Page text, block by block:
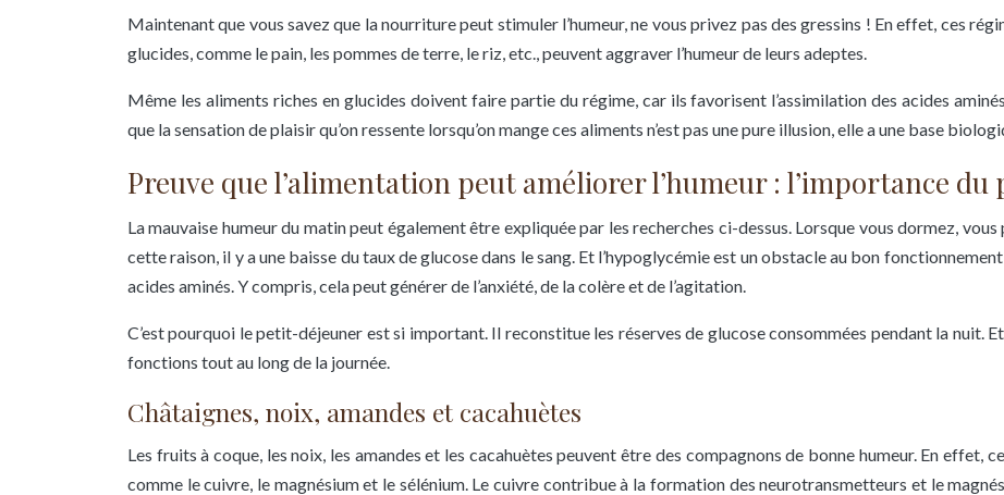
Maintenant que vous savez que la nourriture peut stimuler l’humeur, ne vous privez pas des gressins ! En effet, ces
glucides, comme le pain, les pommes de terre, le riz, etc., peuvent aggraver l’humeur de leurs adeptes.
Même les aliments riches en glucides doivent faire partie du régime, car ils favorisent l’assimilation des acides
que la sensation de plaisir qu’on ressente lorsqu’on mange ces aliments n’est pas une pure illusion, elle a une base
Preuve que l’alimentation peut améliorer l’humeur : l’importance
La mauvaise humeur du matin peut également être expliquée par les recherches ci-dessus. Lorsque vous dormez,
cette raison, il y a une baisse du taux de glucose dans le sang. Et l’hypoglycémie est un obstacle au bon
acides aminés. Y compris, cela peut générer de l’anxiété, de la colère et de l’agitation.
C’est pourquoi le petit-déjeuner est si important. Il reconstitue les réserves de glucose consommées pendant la nuit.
fonctions tout au long de la journée.
Châtaignes, noix, amandes et cacahuètes
Les fruits à coque, les noix, les amandes et les cacahuètes peuvent être des compagnons de bonne humeur. En effet,
comme le cuivre, le magnésium et le sélénium. Le cuivre contribue à la formation des neurotransmetteurs et le